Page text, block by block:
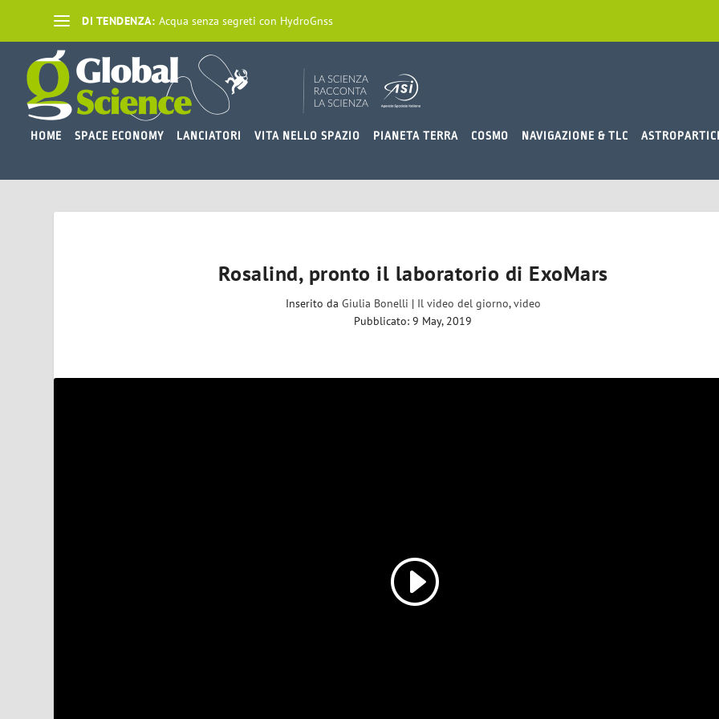
DI TENDENZA: Acqua senza segreti con HydroGnss
HOME SPACE ECONOMY LANCIATORI VITA NELLO SPAZIO PIANETA TERRA COSMO NAVIGAZIONE & TLC
Rosalind, pronto il laboratorio di ExoMars
Inserito da Giulia Bonelli | Il video del giorno,video
Pubblicato: 9 May, 2019